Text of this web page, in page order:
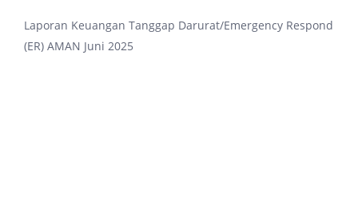
Laporan Keuangan Tanggap Darurat/Emergency Respond
(ER) AMAN Juni 2025